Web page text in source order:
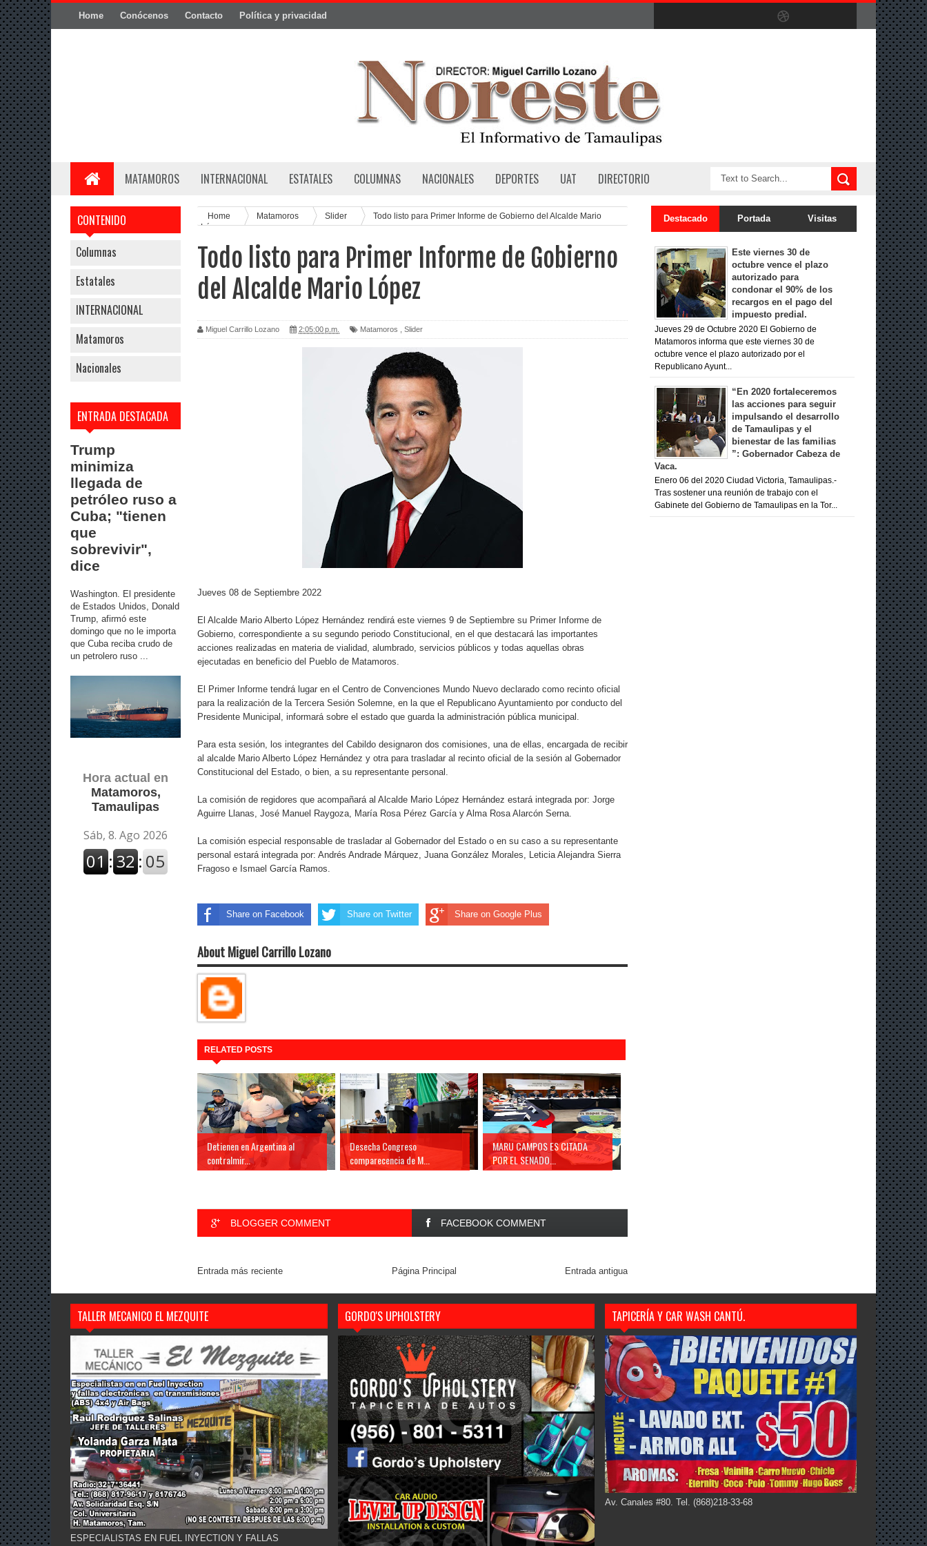
Home Conócenos Contacto Política y privacidad
MATAMOROS INTERNACIONAL ESTATALES COLUMNAS NACIONALES DEPORTES UAT DIRECTORIO
CONTENIDO
Columnas
Estatales
INTERNACIONAL
Matamoros
Nacionales
ENTRADA DESTACADA
Trump
minimiza
llegada de
petróleo ruso a
Cuba; "tienen
que
sobrevivir",
dice
Washington. El presidente
de Estados Unidos, Donald
Trump, afirmó este
domingo que no le importa
que Cuba reciba crudo de
un petrolero ruso ...
Hora actual en
Matamoros,
Tamaulipas
Home Matamoros Slider
Todo listo para Primer Informe de Gobierno del Alcalde Mario
López
Todo listo para Primer Informe de Gobierno
del Alcalde Mario López
Miguel Carrillo Lozano 2:05:00 p.m. Matamoros Slider
Jueves 08 de Septiembre 2022
El Alcalde Mario Alberto López Hernández rendirá este viernes 9 de Septiembre su Primer Informe de
Gobierno, correspondiente a su segundo periodo Constitucional, en el que destacará las importantes
acciones realizadas en materia de vialidad, alumbrado, servicios públicos y todas aquellas obras
ejecutadas en beneficio del Pueblo de Matamoros.
El Primer Informe tendrá lugar en el Centro de Convenciones Mundo Nuevo declarado como recinto oficial
para la realización de la Tercera Sesión Solemne, en la que el Republicano Ayuntamiento por conducto del
Presidente Municipal, informará sobre el estado que guarda la administración pública municipal.
Para esta sesión, los integrantes del Cabildo designaron dos comisiones, una de ellas, encargada de recibir
al alcalde Mario Alberto López Hernández y otra para trasladar al recinto oficial de la sesión al Gobernador
Constitucional del Estado, o bien, a su representante personal.
La comisión de regidores que acompañará al Alcalde Mario López Hernández estará integrada por: Jorge
Aguirre Llanas, José Manuel Raygoza, María Rosa Pérez García y Alma Rosa Alarcón Serna.
La comisión especial responsable de trasladar al Gobernador del Estado o en su caso a su representante
personal estará integrada por: Andrés Andrade Márquez, Juana González Morales, Leticia Alejandra Sierra
Fragoso e Ismael García Ramos.
Share on Facebook Share on Twitter Share on Google Plus
About Miguel Carrillo Lozano
RELATED POSTS
Detienen en Argentina al
contralmir...
Desecha Congreso
comparecencia de M...
MARU CAMPOS ES CITADA
POR EL SENADO...
BLOGGER COMMENT FACEBOOK COMMENT
Entrada más reciente Entrada antigua
Página Principal
Destacado Portada Visitas
Este viernes 30 de
octubre vence el plazo
autorizado para
condonar el 90% de los
recargos en el pago del
impuesto predial.
Jueves 29 de Octubre 2020 El Gobierno de
Matamoros informa que este viernes 30 de
octubre vence el plazo autorizado por el
Republicano Ayunt...
“En 2020 fortaleceremos
las acciones para seguir
impulsando el desarrollo
de Tamaulipas y el
bienestar de las familias
”: Gobernador Cabeza de
Vaca.
Enero 06 del 2020 Ciudad Victoria, Tamaulipas.-
Tras sostener una reunión de trabajo con el
Gabinete del Gobierno de Tamaulipas en la Tor...
TALLER MECANICO EL MEZQUITE
ESPECIALISTAS EN FUEL INYECTION Y FALLAS
GORDO'S UPHOLSTERY TAPICERÍA Y CAR WASH CANTÚ.
Av. Canales #80. Tel. (868)218-33-68